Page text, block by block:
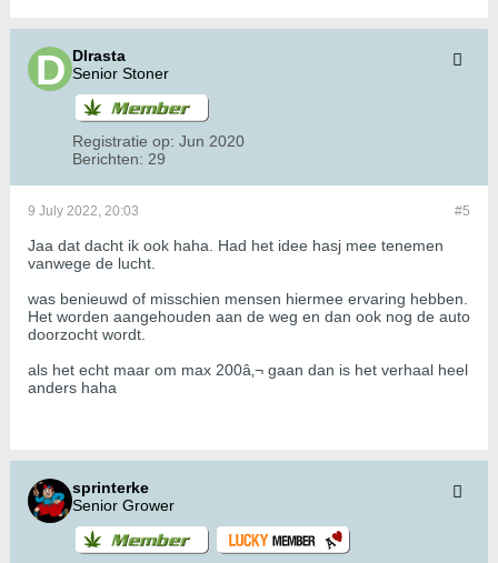
Dlrasta
Senior Stoner
Registratie op: Jun 2020
Berichten: 29
#5
9 July 2022, 20:03
Jaa dat dacht ik ook haha. Had het idee hasj mee tenemen
vanwege de lucht.
was benieuwd of misschien mensen hiermee ervaring hebben.
Het worden aangehouden aan de weg en dan ook nog de auto
doorzocht wordt.
als het echt maar om max 200â‚¬ gaan dan is het verhaal heel
anders haha
sprinterke
Senior Grower